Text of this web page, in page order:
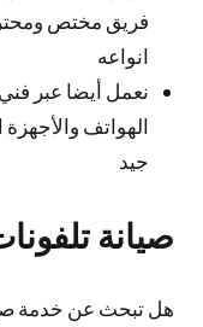
فريق مختص
انواعه
نعمل أيضا عبر
الهواتف
جيد
صيانة
هل تبحث عن خدمة